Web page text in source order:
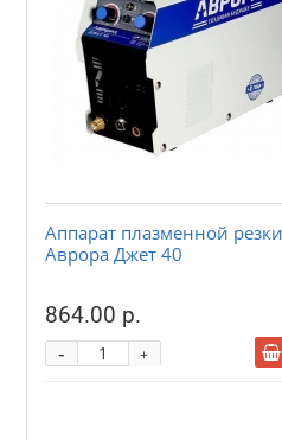
Аппарат плазменной резки
Аврора Джет 40
864.00 р.
+
-